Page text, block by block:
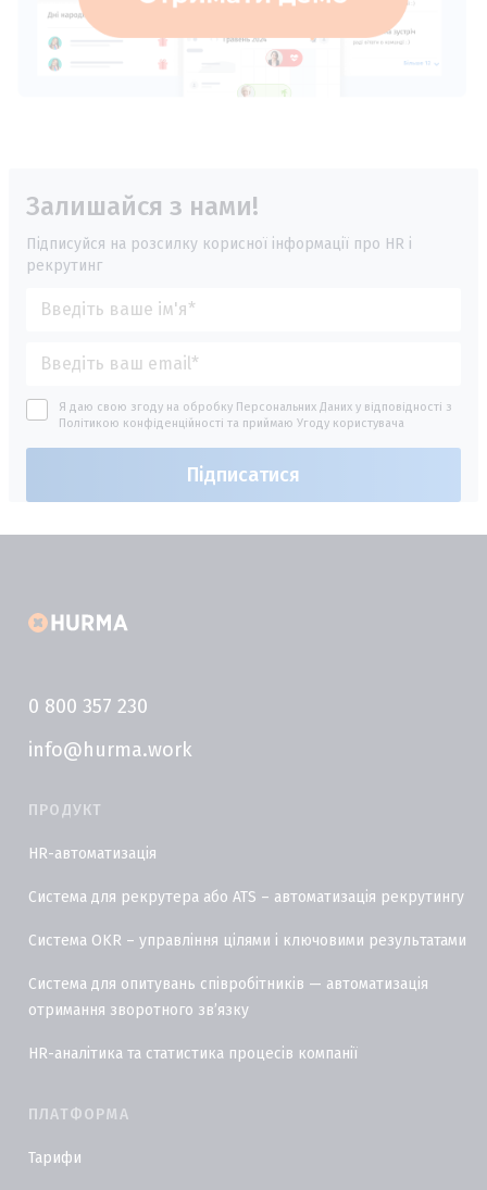
Залишайся з нами!
Підписуйся на розсилку корисної інформації про HR і
рекрутинг
Я даю свою згоду на обробку Персональних Даних у відповідності з
Політикою конфіденційності та приймаю Угоду користувача
0 800 357 230
info@hurma.work
ПРОДУКТ
HR-автоматизація
Система для рекрутера або ATS – автоматизація рекрутингу
Система OKR – управління цілями і ключовими результатами
Система для опитувань співробітників — автоматизація
отримання зворотного звʼязку
HR-аналітика та статистика процесів компанії
ПЛАТФОРМА
Тарифи